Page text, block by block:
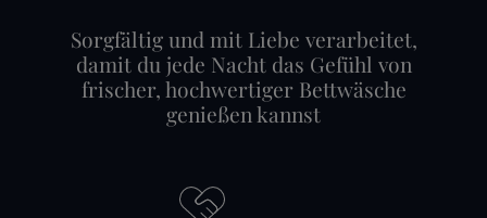
Sorgfältig und mit Liebe verarbeitet,
damit du jede Nacht das Gefühl von
frischer, hochwertiger Bettwäsche
genießen kannst